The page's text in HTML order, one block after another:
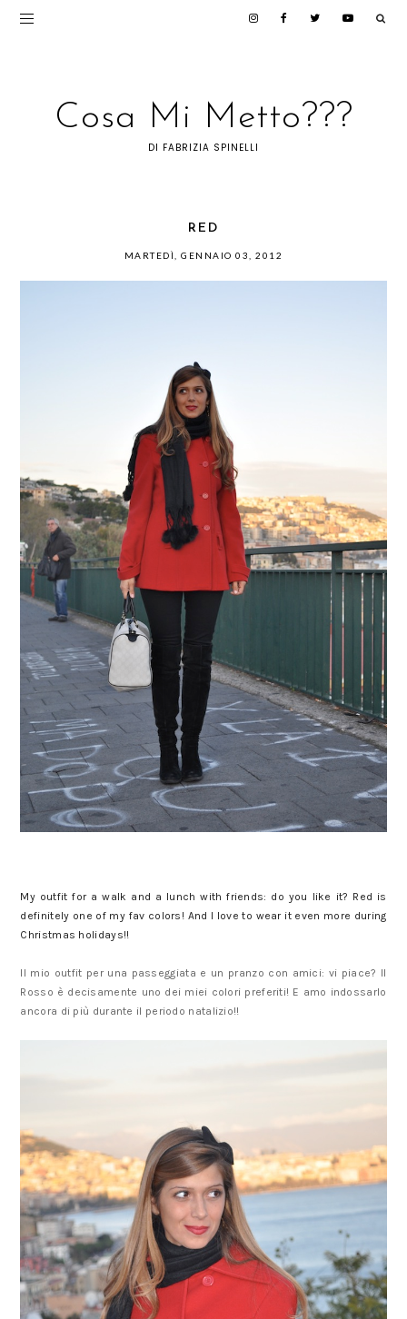
Cosa Mi Metto???
DI FABRIZIA SPINELLI
RED
MARTEDÌ, GENNAIO 03, 2012
My outfit for a walk and a lunch with friends: do you like it? Red is
definitely one of my fav colors! And I love to wear it even more during
Christmas holidays!!
Il mio outfit per una passeggiata e un pranzo con amici: vi piace? Il
Rosso è decisamente uno dei miei colori preferiti! E amo indossarlo
ancora di più durante il periodo natalizio!!